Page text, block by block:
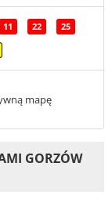
11 22 25
mapę
GORZÓW